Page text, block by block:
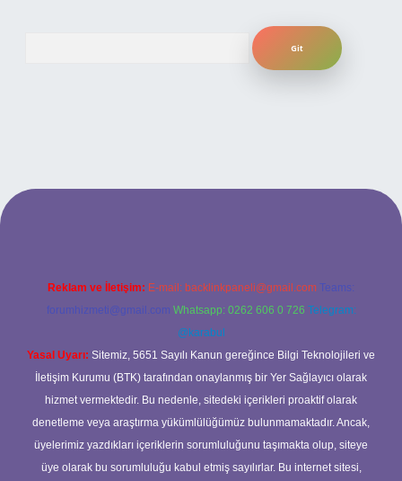
Reklam ve İletişim: E-mail: backlinkpaneli@gmail.com Teams:
forumhizmeti@gmail.com Whatsapp: 0262 606 0 726 Telegram:
@karabul
Yasal Uyarı: Sitemiz, 5651 Sayılı Kanun gereğince Bilgi Teknolojileri ve
İletişim Kurumu (BTK) tarafından onaylanmış bir Yer Sağlayıcı olarak
hizmet vermektedir. Bu nedenle, sitedeki içerikleri proaktif olarak
denetleme veya araştırma yükümlülüğümüz bulunmamaktadır. Ancak,
üyelerimiz yazdıkları içeriklerin sorumluluğunu taşımakta olup, siteye
üye olarak bu sorumluluğu kabul etmiş sayılırlar. Bu internet sitesi,